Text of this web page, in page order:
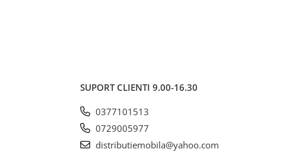
SUPORT CLIENTI 9.00-16.30
0377101513
0729005977
distributiemobila@yahoo.com